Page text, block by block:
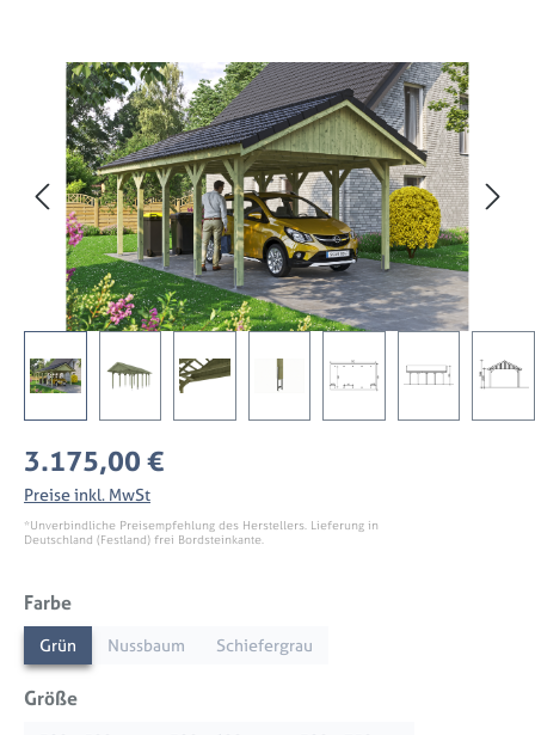
Bildergalerie überspringen
Regulärer Preis:
3.175,00 €
Preise inkl. MwSt
*Unverbindliche Preisempfehlung des Herstellers. Lieferung in
Deutschland (Festland) frei Bordsteinkante.
Farbeauswählen
Grün Nussbaum Schiefergrau
Größeauswählen